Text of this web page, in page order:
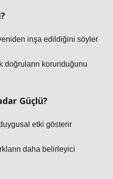
yeniden inşa edildiğini söyler
doğruların korunduğunu
Güçlü?
etki gösterir
daha belirleyici